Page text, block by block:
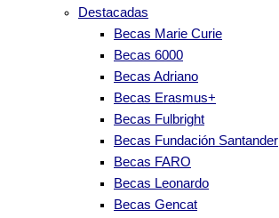
Destacadas
Becas Marie Curie
Becas 6000
Becas Adriano
Becas Erasmus+
Becas Fulbright
Becas Fundación Santander
Becas FARO
Becas Leonardo
Becas Gencat